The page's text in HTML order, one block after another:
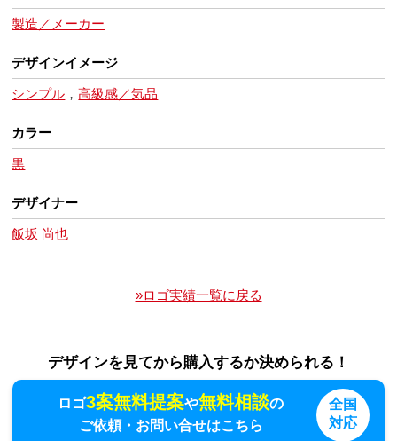
製造／メーカー
デザインイメージ
シンプル ，高級感／気品
カラー
黒
デザイナー
飯坂 尚也
»ロゴ実績一覧に戻る
デザインを見てから購入するか決められる！
ロゴ3案無料提案や無料相談の
ご依頼・お問い合せはこちら
全国
対応